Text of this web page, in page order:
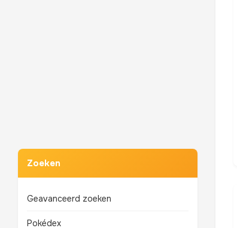
Zoeken
Geavanceerd zoeken
Pokédex